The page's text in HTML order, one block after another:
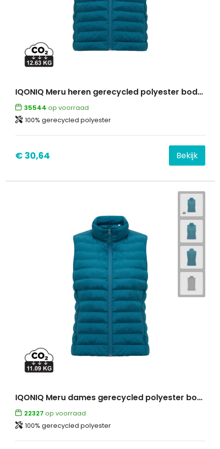
IQONIQ Meru heren gerecycled polyester bodywarmer
35544 op voorraad
100% gerecycled polyester
€ 30,64 Bekijk
IQONIQ Meru dames gerecycled polyester bodywarmer
22327 op voorraad
100% gerecycled polyester